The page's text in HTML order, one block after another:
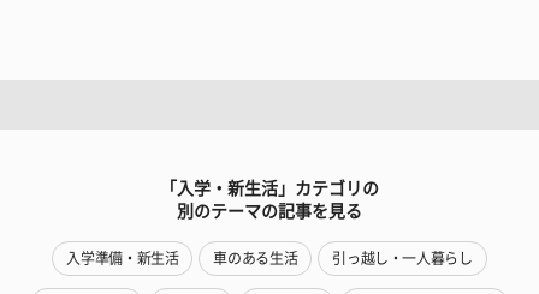
「入学・新生活」カテゴリの
別のテーマの記事を見る
入学準備・新生活 車のある生活 引っ越し・一人暮らし